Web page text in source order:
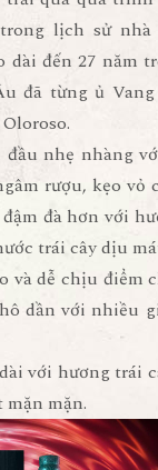
lịch sử nhà
dài đến 27 năm
đã từng ủ
nhẹ nhàng
rượu, kẹo vỏ
đậm đà hơn với
trái cây dịu
và dễ chịu điểm
dần với nhiều
với hương trái
mặn.